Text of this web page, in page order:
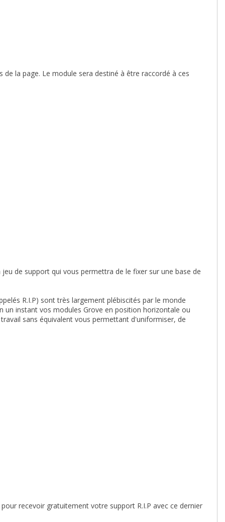
la page. Le module sera destiné à être raccordé à ces
jeu de support qui vous permettra de le fixer sur une base de
R.I.P) sont très largement plébiscités par le monde
un instant vos modules Grove en position horizontale ou
sans équivalent vous permettant d'uniformiser, de
recevoir gratuitement votre support R.I.P avec ce dernier